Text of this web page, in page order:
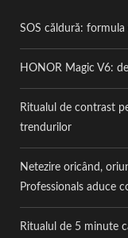
SOS căldură:
HONOR Magic V6:
Ritualul de contrast
trendurilor
Netezire oricând,
Professionals aduce
Ritualul de 5 minute